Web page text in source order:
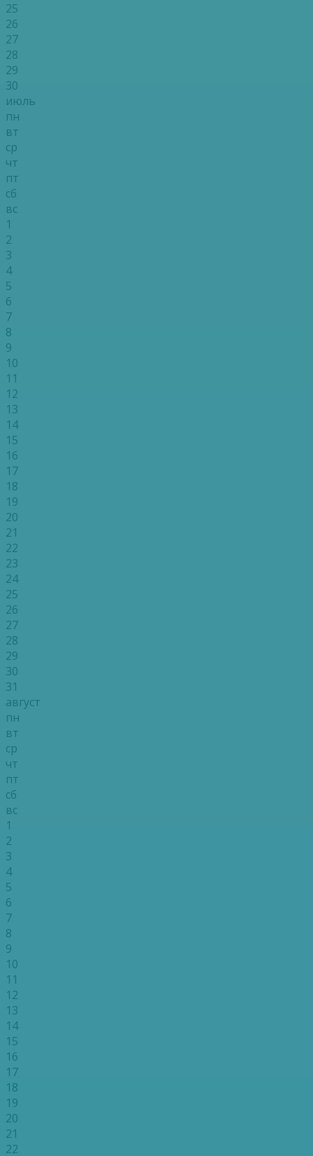
25
26
27
28
29
30
июль
пн
вт
ср
чт
пт
сб
вс
1
2
3
4
5
6
7
8
9
10
11
12
13
14
15
16
17
18
19
20
21
22
23
24
25
26
27
28
29
30
31
август
пн
вт
ср
чт
пт
сб
вс
1
2
3
4
5
6
7
8
9
10
11
12
13
14
15
16
17
18
19
20
21
22